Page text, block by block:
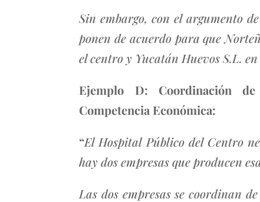
Sin embargo, con el argumento
ponen de acuerdo para que
el centro y Yucatán Huevos S.L.
Ejemplo D: Coordinación
Competencia Económica:
“El Hospital Público del Centro
hay dos empresas que producen
Las dos empresas se coordinan